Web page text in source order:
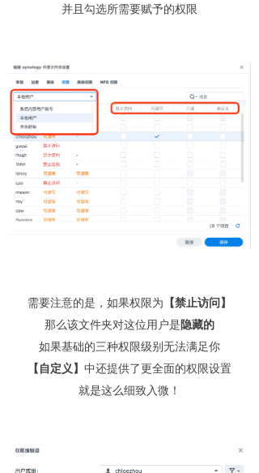
并且勾选所需要赋予的权限
需要注意的是，如果权限为 【禁止访问】
那么该文件夹对这位用户是隐藏的
如果基础的三种权限级别无法满足你
【自定义】 中还提供了更全面的权限设置
就是这么细致入微！